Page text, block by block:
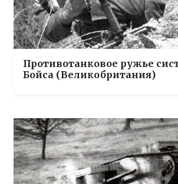
Противотанковое ружье
Бойса (Великобритания)